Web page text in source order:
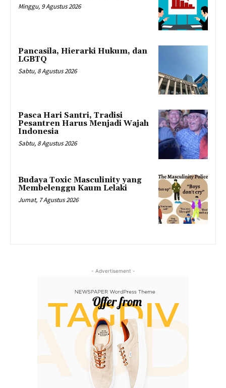
Minggu, 9 Agustus 2026
Pancasila, Hierarki Hukum, dan
LGBTQ
Sabtu, 8 Agustus 2026
Pasca Hari Santri, Tradisi
Pesantren Harus Menjadi Wajah
Indonesia
Sabtu, 8 Agustus 2026
Budaya Toxic Masculinity yang
Membelenggu Kaum Lelaki
Jumat, 7 Agustus 2026
- Advertisement -